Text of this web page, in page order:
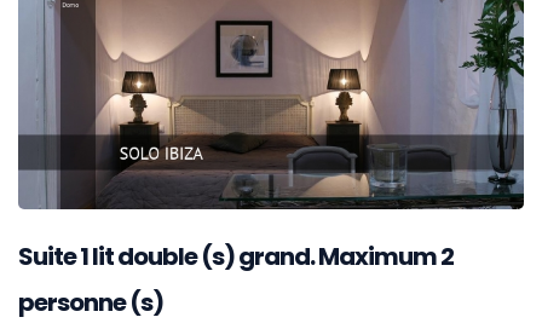
Suite1lit double (s) grand. Maximum 2
personne (s)